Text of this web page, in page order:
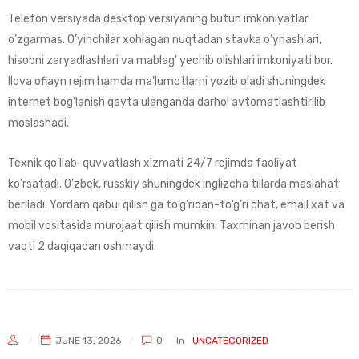
Telefon versiyada desktop versiyaning butun imkoniyatlar
o’zgarmas. O’yinchilar xohlagan nuqtadan stavka o’ynashlari,
hisobni zaryadlashlari va mablag’ yechib olishlari imkoniyati bor.
Ilova oflayn rejim hamda ma’lumotlarni yozib oladi shuningdek
internet bog’lanish qayta ulanganda darhol avtomatlashtirilib
moslashadi.
Texnik qo’llab-quvvatlash xizmati 24/7 rejimda faoliyat
ko’rsatadi. O’zbek, russkiy shuningdek inglizcha tillarda maslahat
beriladi. Yordam qabul qilish ga to’g’ridan-to’g’ri chat, email xat va
mobil vositasida murojaat qilish mumkin. Taxminan javob berish
vaqti 2 daqiqadan oshmaydi.
JUNE 13, 2026 0 In UNCATEGORIZED